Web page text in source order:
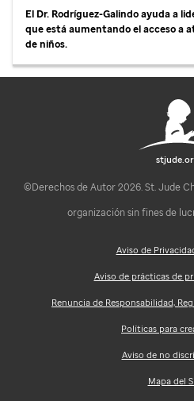
El Dr. Rodríguez-Galindo ayuda a
que está aumentando el acceso a
de niños.
©Derechos de Autor 2026. St. Jude
organización sin fines de
Aviso de
Aviso de prácticas de
Renuncia de Responsabilidad,
Políticas para
Aviso de no
Mapa del